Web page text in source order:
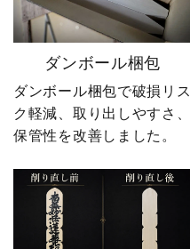
ダンボール梱包
ダンボール梱包で破損リス
ク軽減、取り出しやすさ、
保管性を改善しました。